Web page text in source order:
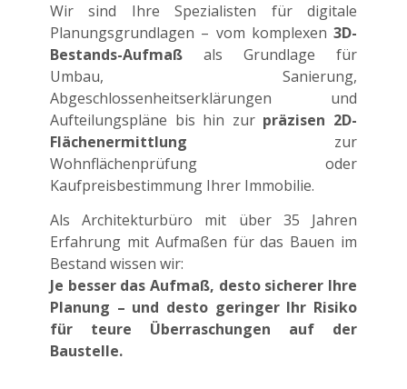
Wir sind Ihre Spezialisten für digitale
Planungsgrundlagen – vom komplexen 3D-
Bestands-Aufmaß als Grundlage für
Umbau, Sanierung,
Abgeschlossenheitserklärungen und
Aufteilungspläne bis hin zur präzisen 2D-
Flächenermittlung zur
Wohnflächenprüfung oder
Kaufpreisbestimmung Ihrer Immobilie.
Als Architekturbüro mit über 35 Jahren
Erfahrung mit Aufmaßen für das Bauen im
Bestand wissen wir:
Je besser das Aufmaß, desto sicherer Ihre
Planung – und desto geringer Ihr Risiko
für teure Überraschungen auf der
Baustelle.